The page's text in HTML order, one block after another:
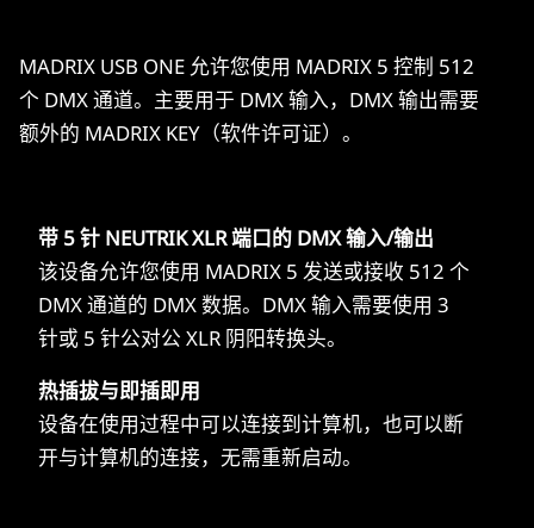
MADRIX USB ONE 允许您使用 MADRIX 5 控制 512
个 DMX 通道。主要用于 DMX 输入，DMX 输出需要
额外的 MADRIX KEY（软件许可证）。
带 5 针 NEUTRIK XLR 端口的 DMX 输入/输出
该设备允许您使用 MADRIX 5 发送或接收 512 个
DMX 通道的 DMX 数据。DMX 输入需要使用 3
针或 5 针公对公 XLR 阴阳转换头。
热插拔与即插即用
设备在使用过程中可以连接到计算机，也可以断
开与计算机的连接，无需重新启动。